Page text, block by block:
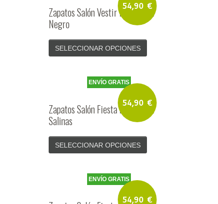
54,90 €
Zapatos Salón Vestir Mujer Piel
Negro
SELECCIONAR OPCIONES
54,90 €
ENVÍO GRATIS
Zapatos Salón Fiesta Mujer Piel
Salinas
SELECCIONAR OPCIONES
54,90 €
ENVÍO GRATIS